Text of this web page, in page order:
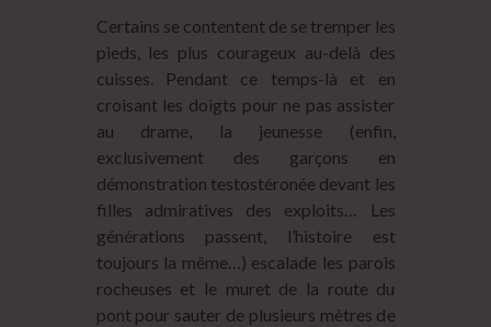
Certains se contentent de se tremper les
pieds, les plus courageux au-delà des
cuisses. Pendant ce temps-là et en
croisant les doigts pour ne pas assister
au drame, la jeunesse (enfin,
exclusivement des garçons en
démonstration testostéronée devant les
filles admiratives des exploits… Les
générations passent, l’histoire est
toujours la même…) escalade les parois
rocheuses et le muret de la route du
pont pour sauter de plusieurs mètres de